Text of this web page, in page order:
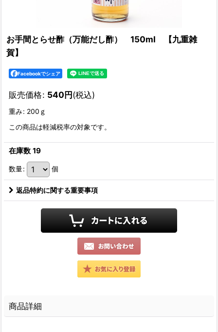
お手間とらせ酢（万能だし酢） 150ml 【九重雑
賀】
Facebookでシェア
販売価格: 540円(税込)
重み: 200ｇ
この商品は軽減税率の対象です。
在庫数 19
数量: 個
返品特約に関する重要事項
商品詳細